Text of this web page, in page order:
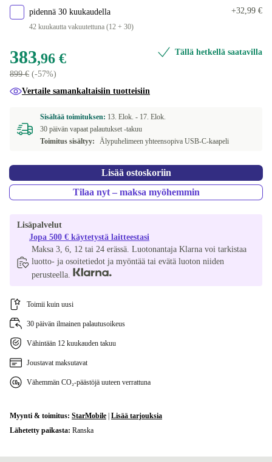
pidennä 30 kuukaudella
42 kuukautta vakuutettuna (12 + 30)
+32,99 €
383,96 €
899 € (-57%)
Tällä hetkellä saatavilla
Vertaile samankaltaisiin tuotteisiin
Sisältää toimituksen: 13. Elok. - 17. Elok.
30 päivän vapaat palautukset -takuu
Toimitus sisältyy:
Älypuhelimeen yhteensopiva USB-C-kaapeli
Lisää ostoskoriin
Tilaa nyt – maksa myöhemmin
Lisäpalvelut
Jopa 500 € käytetystä laitteestasi
Maksa 3, 6, 12 tai 24 erässä. Luotonantaja Klarna voi tarkistaa
luotto- ja osoitetiedot ja myöntää tai evätä luoton niiden
perusteella.
Toimii kuin uusi
30 päivän ilmainen palautusoikeus
Vähintään 12 kuukauden takuu
Joustavat maksutavat
Vähemmän CO₂-päästöjä uuteen verrattuna
Myynti & toimitus: StarMobile Lisää tarjouksia
Lähetetty paikasta: Ranska